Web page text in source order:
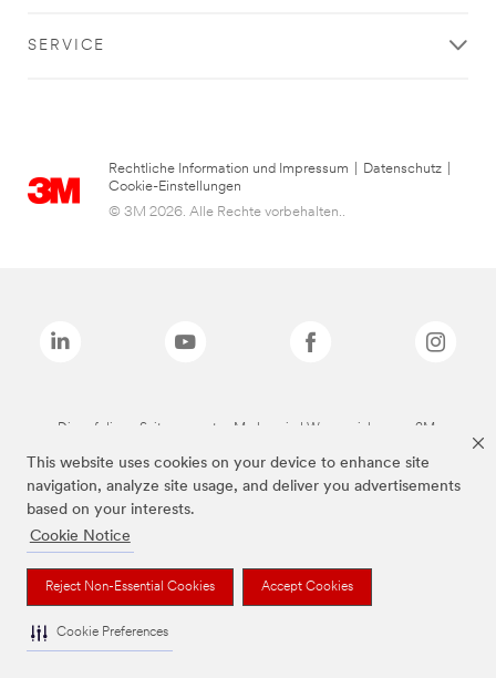
This website uses cookies on your device to enhance site
navigation, analyze site usage, and deliver you advertisements
based on your interests.
Cookie Notice
Reject Non-Essential Cookies Accept Cookies
Cookie Preferences
SERVICE
Rechtliche Information und Impressum Datenschutz
Cookie-Einstellungen
© 3M 2026. Alle Rechte vorbehalten..
Die auf dieser Seite genannten Marken sind Warenzeichen von 3M.